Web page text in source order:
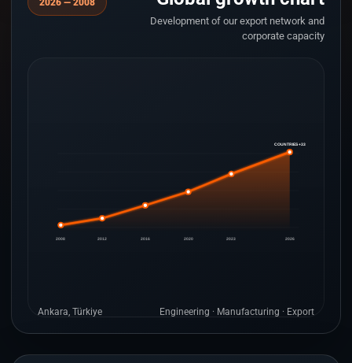
Development of our export network and
corporate capacity
2008 2012 2016 2020 2023 2026
33+ COUNTRIES
Engineering · Manufacturing · Export
Ankara, Türkiye